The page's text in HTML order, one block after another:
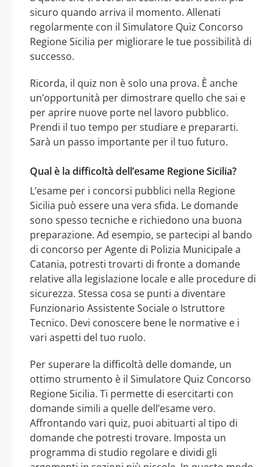
sicuro quando arriva il momento. Allenati
regolarmente con il Simulatore Quiz Concorso
Regione Sicilia per migliorare le tue possibilità di
successo.
Ricorda, il quiz non è solo una prova. È anche
un’opportunità per dimostrare quello che sai e
per aprire nuove porte nel lavoro pubblico.
Prendi il tuo tempo per studiare e prepararti.
Sarà un passo importante per il tuo futuro.
Qual è la difficoltà dell’esame Regione Sicilia?
L’esame per i concorsi pubblici nella Regione
Sicilia può essere una vera sfida. Le domande
sono spesso tecniche e richiedono una buona
preparazione. Ad esempio, se partecipi al bando
di concorso per Agente di Polizia Municipale a
Catania, potresti trovarti di fronte a domande
relative alla legislazione locale e alle procedure di
sicurezza. Stessa cosa se punti a diventare
Funzionario Assistente Sociale o Istruttore
Tecnico. Devi conoscere bene le normative e i
vari aspetti del tuo ruolo.
Per superare la difficoltà delle domande, un
ottimo strumento è il Simulatore Quiz Concorso
Regione Sicilia. Ti permette di esercitarti con
domande simili a quelle dell’esame vero.
Affrontando vari quiz, puoi abituarti al tipo di
domande che potresti trovare. Imposta un
programma di studio regolare e dividi gli